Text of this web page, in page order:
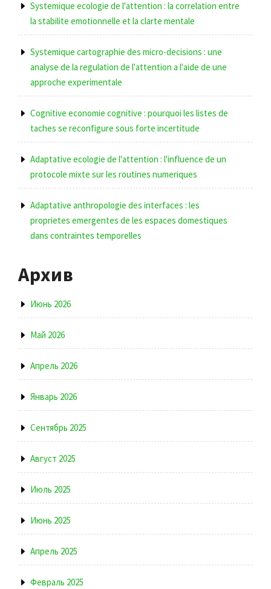
Systemique ecologie de l'attention : la correlation entre
la stabilite emotionnelle et la clarte mentale
Systemique cartographie des micro-decisions : une
analyse de la regulation de l'attention a l'aide de une
approche experimentale
Cognitive economie cognitive : pourquoi les listes de
taches se reconfigure sous forte incertitude
Adaptative ecologie de l'attention : l'influence de un
protocole mixte sur les routines numeriques
Adaptative anthropologie des interfaces : les
proprietes emergentes de les espaces domestiques
dans contraintes temporelles
Архив
Июнь 2026
Май 2026
Апрель 2026
Январь 2026
Сентябрь 2025
Август 2025
Июль 2025
Июнь 2025
Апрель 2025
Февраль 2025